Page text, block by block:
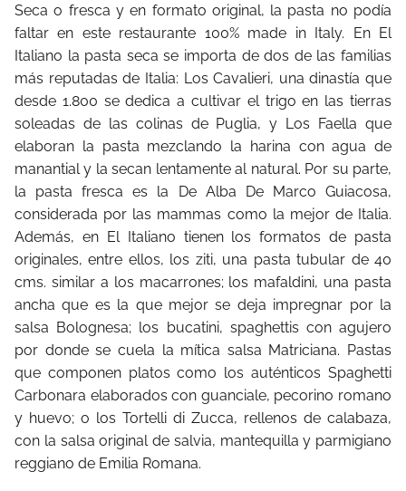
Seca o fresca y en formato original, la pasta no podía
faltar en este restaurante 100% made in Italy. En El
Italiano la pasta seca se importa de dos de las familias
más reputadas de Italia: Los Cavalieri, una dinastía que
desde 1.800 se dedica a cultivar el trigo en las tierras
soleadas de las colinas de Puglia, y Los Faella que
elaboran la pasta mezclando la harina con agua de
manantial y la secan lentamente al natural. Por su parte,
la pasta fresca es la De Alba De Marco Guiacosa,
considerada por las mammas como la mejor de Italia.
Además, en El Italiano tienen los formatos de pasta
originales, entre ellos, los ziti, una pasta tubular de 40
cms. similar a los macarrones; los mafaldini, una pasta
ancha que es la que mejor se deja impregnar por la
salsa Bolognesa; los bucatini, spaghettis con agujero
por donde se cuela la mítica salsa Matriciana. Pastas
que componen platos como los auténticos Spaghetti
Carbonara elaborados con guanciale, pecorino romano
y huevo; o los Tortelli di Zucca, rellenos de calabaza,
con la salsa original de salvia, mantequilla y parmigiano
reggiano de Emilia Romana.